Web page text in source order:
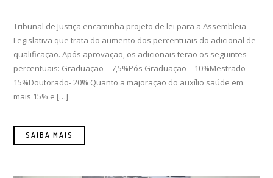
Tribunal de Justiça encaminha projeto de lei para a Assembleia
Legislativa que trata do aumento dos percentuais do adicional de
qualificação. Após aprovação, os adicionais terão os seguintes
percentuais: Graduação – 7,5%Pós Graduação – 10%Mestrado –
15%Doutorado- 20% Quanto a majoração do auxílio saúde em
mais 15% e […]
SAIBA MAIS